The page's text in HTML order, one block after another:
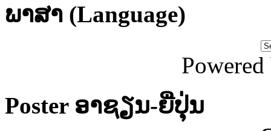
ພາສາ (Language)
Poster ອາຊຽນ-ຍີ່ປຸ່ນ